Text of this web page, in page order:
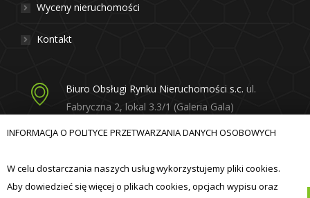
Wyceny nieruchomości
Kontakt
Biuro Obsługi Rynku Nieruchomości s.c. ul.
Fabryczna 2, lokal 3.3/1 (Galeria Gala)
INFORMACJA O POLITYCE PRZETWARZANIA DANYCH OSOBOWYCH
W celu dostarczania naszych usług wykorzystujemy pliki cookies.
Aby dowiedzieć się więcej o plikach cookies, opcjach wypisu oraz